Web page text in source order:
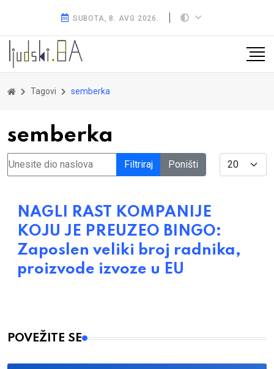
SUBOTA, 8. AVG 2026.
Tagovi semberka
semberka
Unesite dio naslova Filtriraj Poništi Display #
NAGLI RAST KOMPANIJE
KOJU JE PREUZEO BINGO:
Zaposlen veliki broj radnika,
proizvode izvoze u EU
POVEŽITE SE